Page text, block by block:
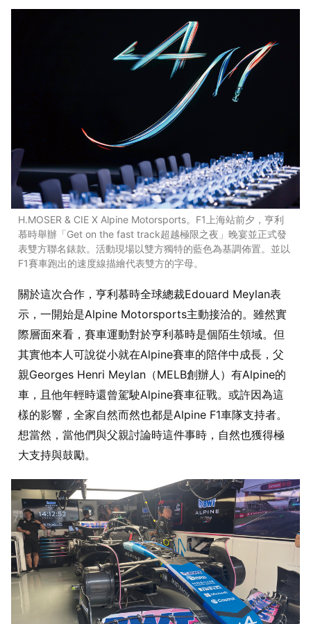
H.MOSER & CIE X Alpine Motorsports。F1上海站前夕，亨利
慕時舉辦「Get on the fast track超越極限之夜」晚宴並正式發
表雙方聯名錶款。活動現場以雙方獨特的藍色為基調佈置。並以
F1賽車跑出的速度線描繪代表雙方的字母。
關於這次合作，亨利慕時全球總裁Edouard Meylan表
示，一開始是Alpine Motorsports主動接洽的。雖然實
際層面來看，賽車運動對於亨利慕時是個陌生領域。但
其實他本人可說從小就在Alpine賽車的陪伴中成長，父
親Georges Henri Meylan（MELB創辦人）有Alpine的
車，且他年輕時還曾駕駛Alpine賽車征戰。或許因為這
樣的影響，全家自然而然也都是Alpine F1車隊支持者。
想當然，當他們與父親討論時這件事時，自然也獲得極
大支持與鼓勵。